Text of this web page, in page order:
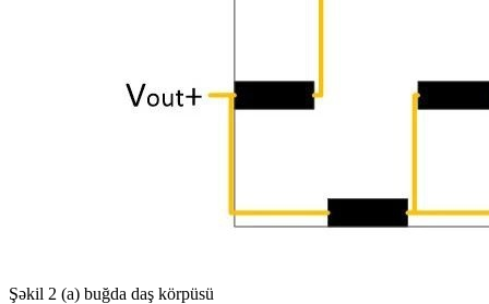
Şəkil 2 (a) buğda daş körpüsü